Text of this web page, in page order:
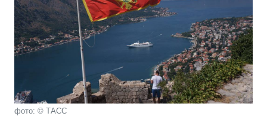
фото: © ТАСС